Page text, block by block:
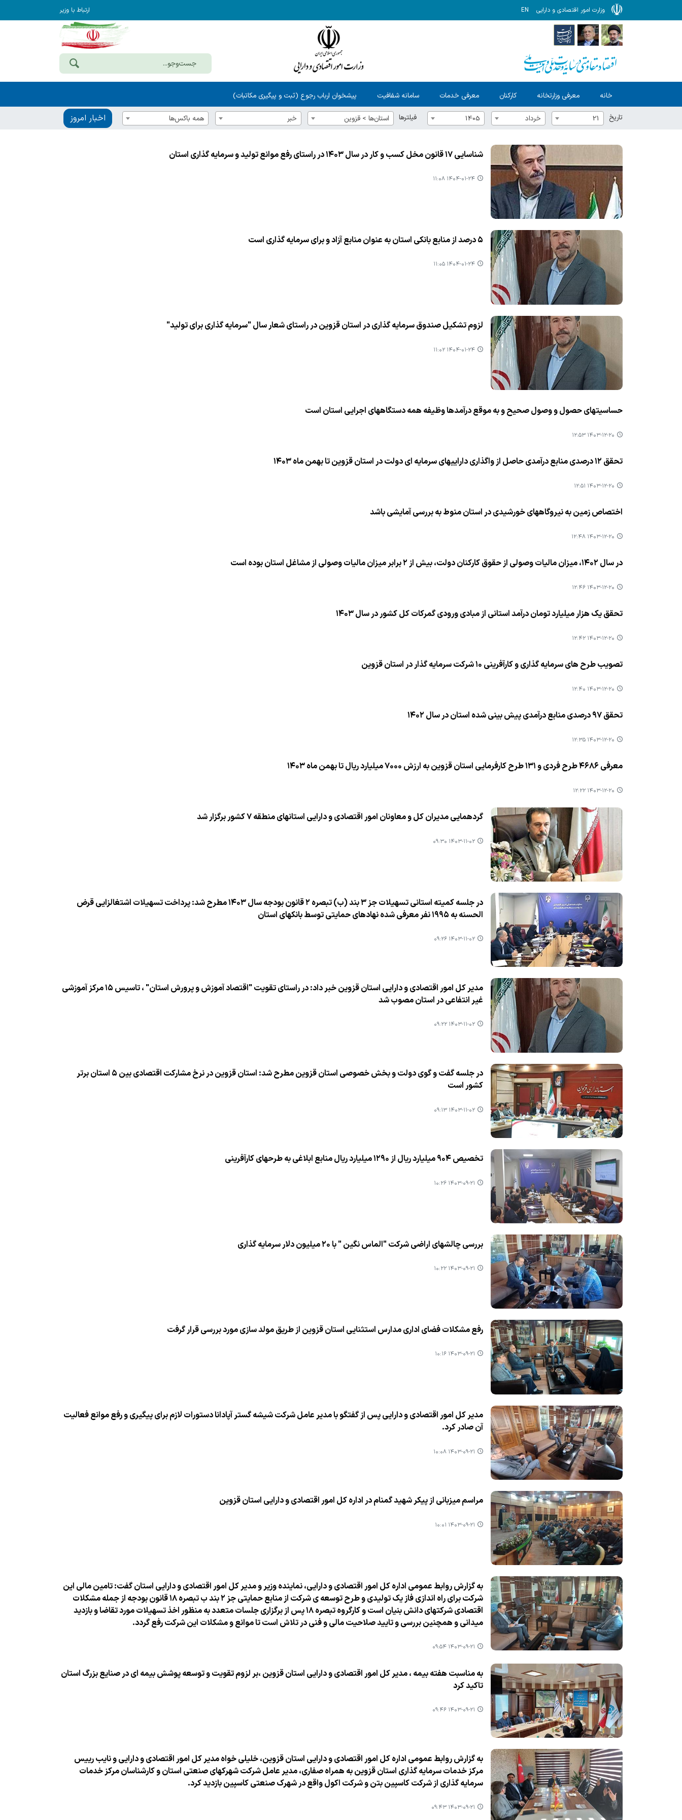
وزارت امور اقتصادی و دارایی EN ارتباط با وزیر
خانه معرفی وزارتخانه کارکنان معرفی خدمات سامانه شفافیت پیشخوان ارباب رجوع (ثبت و پیگیری مکاتبات)
تاریخ 21 خرداد 1405 فیلترها استان‌ها > قزوين خبر همه باکس‌ها اخبار امروز
شناسایی ۱۷ قانون مخل كسب و كار در سال ۱۴۰۳ در راستای رفع موانع تولید و سرمایه گذاری استان
۱۴۰۴-۰۱-۲۴ ۱۱:۰۸
۵ درصد از منابع بانكی استان به عنوان منابع آزاد و برای سرمایه گذاری است
۱۴۰۴-۰۱-۲۴ ۱۱:۰۵
لزوم تشكیل صندوق سرمایه گذاری در استان قزوین در راستای شعار سال "سرمایه گذاری برای تولید"
۱۴۰۴-۰۱-۲۴ ۱۱:۰۲
حساسیتهای حصول و وصول صحیح و به موقع درآمدها وظیفه همه دستگاههای اجرایی استان است
۱۴۰۳-۱۲-۲۰ ۱۲:۵۳
تحقق ۱۲ درصدی منابع درآمدی حاصل از واگذاری داراییهای سرمایه ای دولت در استان قزوین تا بهمن ماه ۱۴۰۳
۱۴۰۳-۱۲-۲۰ ۱۲:۵۱
اختصاص زمین به نیروگاههای خورشیدی در استان منوط به بررسی آمایشی باشد
۱۴۰۳-۱۲-۲۰ ۱۲:۴۸
در سال ۱۴۰۲، میزان مالیات وصولی از حقوق كاركنان دولت، بیش از ۲ برابر میزان مالیات وصولی از مشاغل استان بوده است
۱۴۰۳-۱۲-۲۰ ۱۲:۴۶
تحقق یك هزار میلیارد تومان درآمد استانی از مبادی ورودی گمركات كل كشور در سال ۱۴۰۳
۱۴۰۳-۱۲-۲۰ ۱۲:۴۲
تصویب طرح های سرمایه گذاری و كارآفرینی ۱۰ شركت سرمایه گذار در استان قزوین
۱۴۰۳-۱۲-۲۰ ۱۲:۴۰
تحقق ۹۷ درصدی منابع درآمدی پیش بینی شده استان در سال ۱۴۰۲
۱۴۰۳-۱۲-۲۰ ۱۲:۳۵
معرفی ۴۶۸۶ طرح فردی و ۱۳۱ طرح كارفرمایی استان قزوین به ارزش ۷۰۰۰ میلیارد ریال تا بهمن ماه ۱۴۰۳
۱۴۰۳-۱۲-۲۰ ۱۲:۲۲
گردهمایی مدیران كل و معاونان امور اقتصادی و دارایی استانهای منطقه ۷ كشور برگزار شد
۱۴۰۳-۱۱-۰۲ ۰۹:۳۰
در جلسه كمیته استانی تسهیلات جز ۳ بند (ب) تبصره ۲ قانون بودجه سال ۱۴۰۳ مطرح شد: پرداخت تسهیلات اشتغالزایی قرض
الحسنه به ۱۹۹۵ نفر معرفی شده نهادهای حمایتی توسط بانكهای استان
۱۴۰۳-۱۱-۰۲ ۰۹:۲۶
مدیر كل امور اقتصادی و دارایی استان قزوین خبر داد: در راستای تقویت "اقتصاد آموزش و پرورش استان" ، تاسیس ۱۵ مركز آموزشی
غیر انتفاعی در استان مصوب شد
۱۴۰۳-۱۱-۰۲ ۰۹:۲۲
در جلسه گفت و گوی دولت و بخش خصوصی استان قزوین مطرح شد: استان قزوین در نرخ مشاركت اقتصادی بین ۵ استان برتر
كشور است
۱۴۰۳-۱۱-۰۲ ۰۹:۱۳
تخصیص ۹۰۴ میلیارد ریال از ۱۲۹۰ میلیارد ریال منابع ابلاغی به طرحهای كارآفرینی
۱۴۰۳-۰۹-۲۱ ۱۰:۲۶
بررسی چالشهای اراضی شركت "الماس نگین " با ۲۰ میلیون دلار سرمایه گذاری
۱۴۰۳-۰۹-۲۱ ۱۰:۲۲
رفع مشكلات فضای اداری مدارس استثنایی استان قزوین از طریق مولد سازی مورد بررسی قرار گرفت
۱۴۰۳-۰۹-۲۱ ۱۰:۱۶
مدیر كل امور اقتصادی و دارایی پس از گفتگو با مدیر عامل شركت شیشه گستر آپادانا دستورات لازم برای پیگیری و رفع موانع فعالیت
آن صادر كرد.
۱۴۰۳-۰۹-۲۱ ۱۰:۰۸
مراسم میزبانی از پیكر شهید گمنام در اداره كل امور اقتصادی و دارایی استان قزوین
۱۴۰۳-۰۹-۲۱ ۱۰:۰۱
به گزارش روابط عمومی اداره كل امور اقتصادی و دارایی، نماینده وزیر و مدیر كل امور اقتصادی و دارایی استان گفت: تامین مالی این
شركت برای راه اندازی فاز یك تولیدی و طرح توسعه ی شركت از منابع حمایتی جز ۲ بند ب تبصره ۱۸ قانون بودجه از جمله مشكلات
اقتصادی شركتهای دانش بنیان است و كارگروه تبصره ۱۸ پس از برگزاری جلسات متعدد به منظور اخذ تسهیلات مورد تقاضا و بازدید
میدانی و همچنین بررسی و تایید صلاحیت مالی و فنی در تلاش است تا موانع و مشكلات این شركت رفع گردد.
۱۴۰۳-۰۹-۲۱ ۰۹:۵۴
به مناسبت هفته بیمه ، مدیر كل امور اقتصادی و دارایی استان قزوین ،بر لزوم تقویت و توسعه پوشش بیمه ای در صنایع بزرگ استان
تاكید كرد
۱۴۰۳-۰۹-۲۱ ۰۹:۴۶
به گزارش روابط عمومی اداره كل امور اقتصادی و دارایی استان قزوین، خلیلی خواه مدیر كل امور اقتصادی و دارایی و نایب رییس
مركز خدمات سرمایه گذاری استان قزوین به همراه صفاری، مدیر عامل شركت شهركهای صنعتی استان و كارشناسان مركز خدمات
سرمایه گذاری از شركت كاسپین بتن و شركت اكول واقع در شهرك صنعتی كاسپین بازدید كرد.
۱۴۰۳-۰۹-۲۱ ۰۹:۴۳